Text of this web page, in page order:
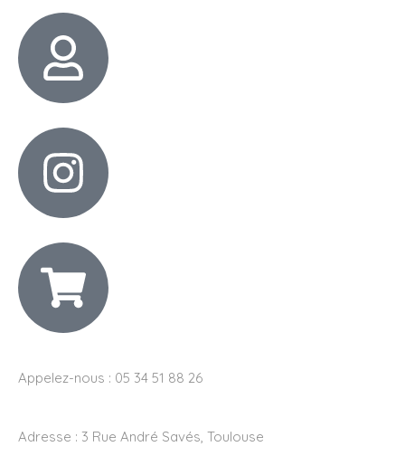
Appelez-nous : 05 34 51 88 26
Adresse : 3 Rue André Savés, Toulouse